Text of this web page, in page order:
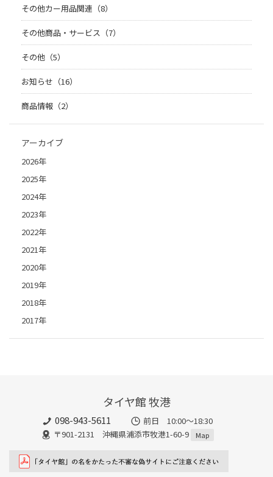
その他カー用品関連（8）
その他商品・サービス（7）
その他（5）
お知らせ（16）
商品情報（2）
アーカイブ
2026年
2025年
2024年
2023年
2022年
2021年
2020年
2019年
2018年
2017年
タイヤ館 牧港
098-943-5611
前日 10:00〜18:30
〒901-2131 沖縄県浦添市牧港1-60-9
Map